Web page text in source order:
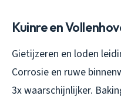
Kuinre en
Gietijzeren en loden
Corrosie en ruwe
3x waarschijnlijker.